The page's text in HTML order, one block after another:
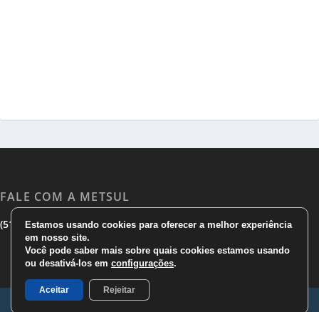
FALE COM A METSUL
(51) 3533 1983|(51)3785 7752|comercial@metsul.com
Estamos usando cookies para oferecer a melhor experiência
em nosso site.
Você pode saber mais sobre quais cookies estamos usando
ou desativá-los em configurações.
Aceitar Rejeitar